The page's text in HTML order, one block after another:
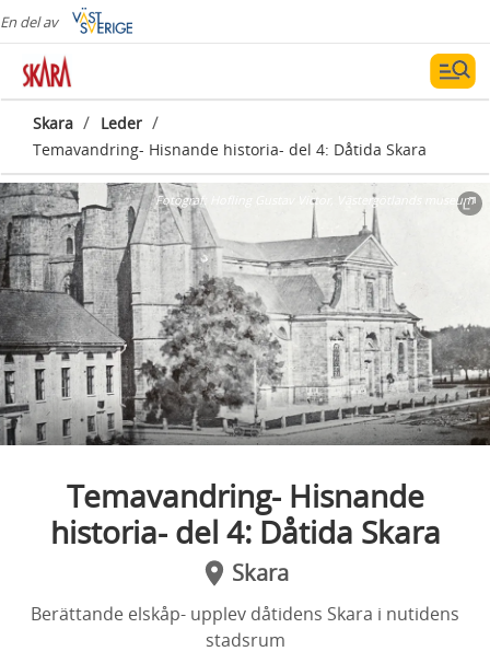
En del av
Skara / Leder /
Temavandring- Hisnande historia- del 4: Dåtida Skara
Fotograf: Hofling Gustav Victor, Västergötlands museum
Temavandring- Hisnande
historia- del 4: Dåtida Skara
Skara
Berättande elskåp- upplev dåtidens Skara i nutidens
stadsrum